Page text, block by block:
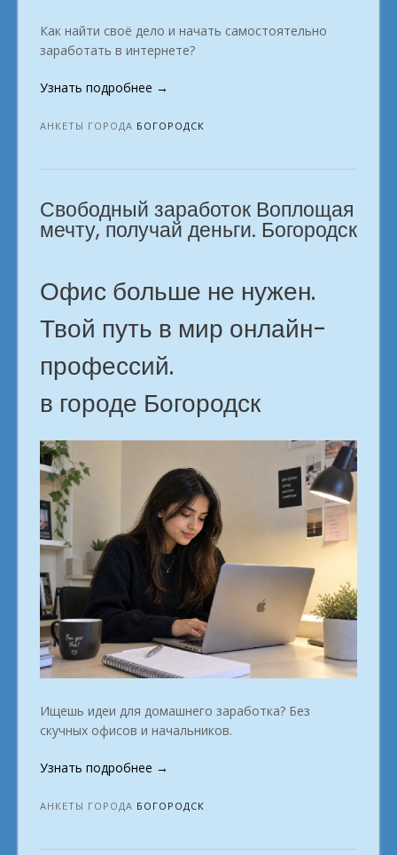
Как найти своё дело и начать самостоятельно
заработать в интернете?
Узнать подробнее «Кем
вне
→
АНКЕТЫ ГОРОДА БОГОРОДСК
Свободный заработок Воплощая
мечту, получай деньги. Богородск
Офис больше не нужен.
Твой путь в мир онлайн-
профессий.
в городе Богородск
Ищешь идеи для домашнего заработка? Без
скучных офисов и начальников.
Узнать подробнее «Свободный
Воплощая
получай
→
АНКЕТЫ ГОРОДА БОГОРОДСК